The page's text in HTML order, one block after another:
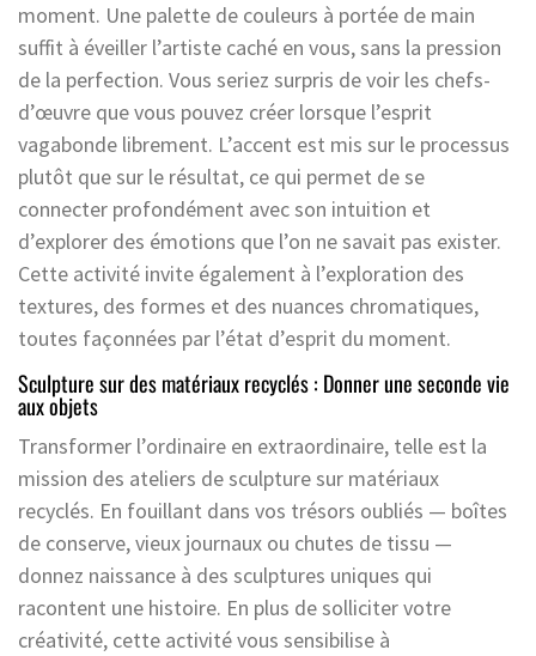
moment. Une palette de couleurs à portée de main
suffit à éveiller l’artiste caché en vous, sans la pression
de la perfection. Vous seriez surpris de voir les chefs-
d’œuvre que vous pouvez créer lorsque l’esprit
vagabonde librement. L’accent est mis sur le processus
plutôt que sur le résultat, ce qui permet de se
connecter profondément avec son intuition et
d’explorer des émotions que l’on ne savait pas exister.
Cette activité invite également à l’exploration des
textures, des formes et des nuances chromatiques,
toutes façonnées par l’état d’esprit du moment.
Sculpture sur des matériaux recyclés : Donner une seconde vie
aux objets
Transformer l’ordinaire en extraordinaire, telle est la
mission des ateliers de sculpture sur matériaux
recyclés. En fouillant dans vos trésors oubliés — boîtes
de conserve, vieux journaux ou chutes de tissu —
donnez naissance à des sculptures uniques qui
racontent une histoire. En plus de solliciter votre
créativité, cette activité vous sensibilise à